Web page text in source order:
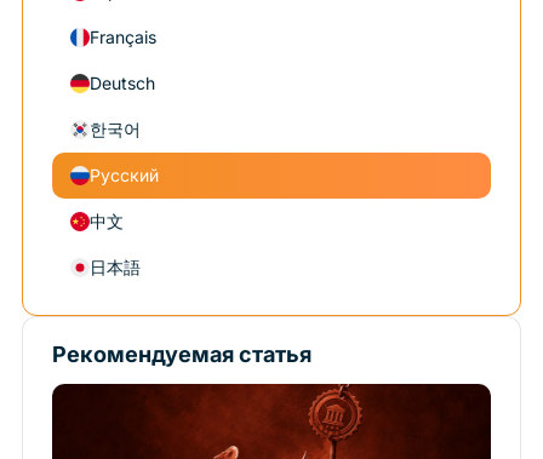
Français
Deutsch
한국어
Русский
中文
日本語
Рекомендуемая статья